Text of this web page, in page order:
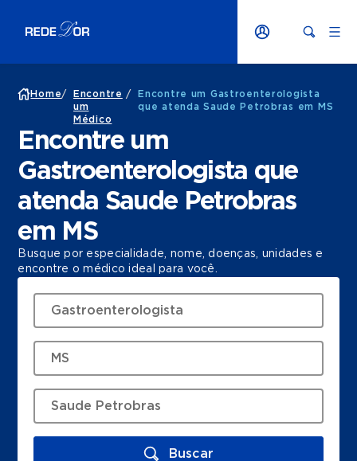
Home/
Encontre
um
Médico
/
Encontre um Gastroenterologista
que atenda Saude Petrobras em MS
Encontre um
Gastroenterologista que
atenda Saude Petrobras
em MS
Busque por especialidade, nome, doenças, unidades e
encontre o médico ideal para você.
Buscar